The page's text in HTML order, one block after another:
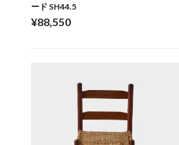
ード SH44.5
¥88,550